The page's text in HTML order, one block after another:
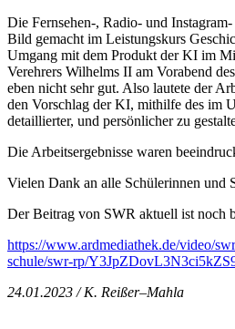
Die Fernsehen-, Radio- und
Bild gemacht im Leistungskurs
Umgang mit dem Produkt der KI im
Verehrers Wilhelms II am Vorabend
eben nicht sehr gut. Also lautete der
den Vorschlag der KI, mithilfe des im
detaillierter, und persönlicher zu
Die Arbeitsergebnisse waren
Vielen Dank an alle Schülerinnen und
Der Beitrag von SWR aktuell ist noch
https://www.ardmediathek.de/video/
schule/swr-rp/
24.01.2023 / K. Reißer–Mahla